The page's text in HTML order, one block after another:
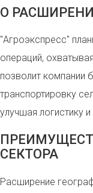
О
"Агроэкспресс"
операций,
позволит компании
транспортировку
улучшая логистику
СЕКТОРА
Расширение